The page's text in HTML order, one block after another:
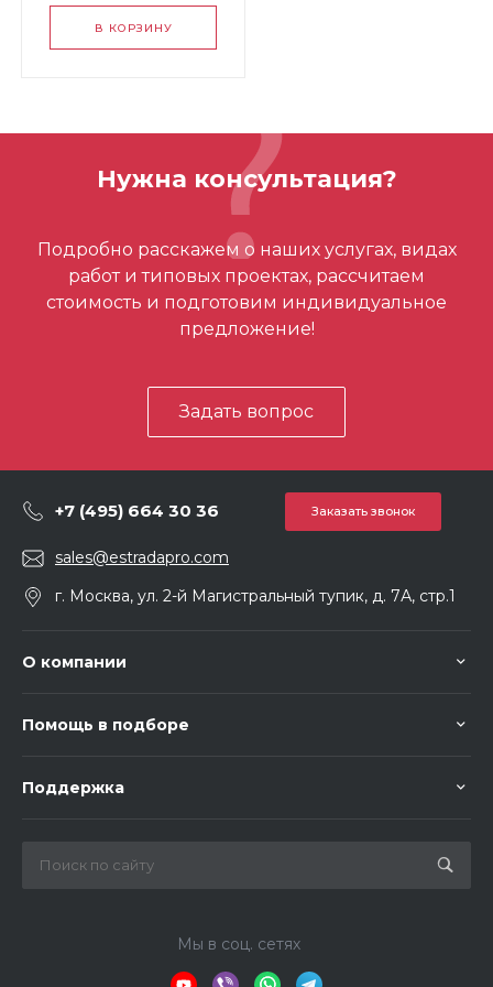
В КОРЗИНУ
Нужна консультация?
Подробно расскажем о наших услугах, видах
работ и типовых проектах, рассчитаем
стоимость и подготовим индивидуальное
предложение!
Задать вопрос
+7 (495) 664 30 36 Заказать звонок
sales@estradapro.com
г. Москва, ул. 2-й Магистральный тупик, д. 7А, стр.1
О компании
Помощь в подборе
Поддержка
Мы в соц. сетях